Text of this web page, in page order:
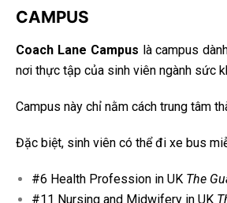
CAMPUS
Coach Lane Campus là campus
nơi thực tập của sinh viên ngành sức
Campus này chỉ nằm cách trung tâm
Đặc biệt, sinh viên có thể đi xe bus
#6 Health Profession in UK The
#11 Nursing and Midwifery in UK